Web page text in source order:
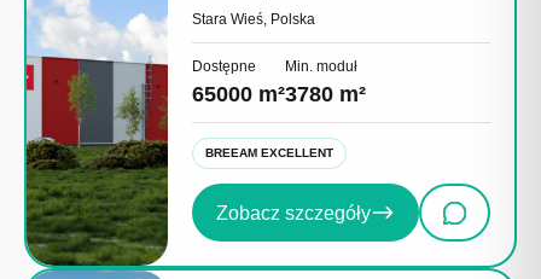
Stara Wieś, Polska
Dostępne
65000 m²
Min. moduł
3780 m²
BREEAM EXCELLENT
Zobacz szczegóły